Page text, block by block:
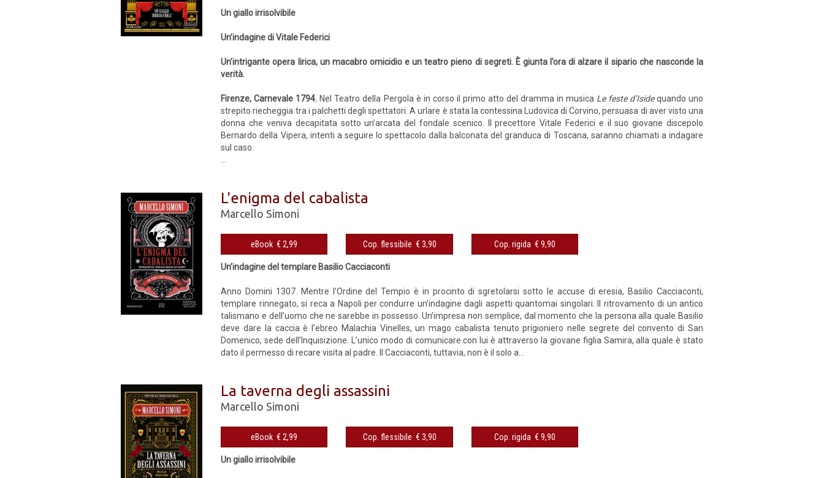
Un giallo irrisolvibile
Un’indagine di Vitale Federici
Un’intrigante opera lirica, un macabro omicidio e un teatro pieno di segreti. È giunta l’ora di alzare il sipario che nasconde la
verità.
Firenze, Carnevale 1794. Nel Teatro della Pergola è in corso il primo atto del dramma in musica Le feste d’Isidequando uno
strepito riecheggia tra i palchetti degli spettatori. A urlare è stata la contessina Ludovica di Corvino, persuasa di aver visto una
donna che veniva decapitata sotto un’arcata del fondale scenico. Il precettore Vitale Federici e il suo giovane discepolo
Bernardo della Vipera, intenti a seguire lo spettacolo dalla balconata del granduca di Toscana, saranno chiamati a indagare
sul caso.
L'enigma del cabalista
Marcello Simoni
eBook € 2,99 Cop. flessibile € 3,90 Cop. rigida € 9,90
Un’indagine del templare Basilio Cacciaconti
Anno Domini 1307. Mentre l’Ordine del Tempio è in procinto di sgretolarsi sotto le accuse di eresia, Basilio Cacciaconti,
templare rinnegato, si reca a Napoli per condurre un’indagine dagli aspetti quantomai singolari. Il ritrovamento di un antico
talismano e dell’uomo che ne sarebbe in possesso. Un’impresa non semplice, dal momento che la persona alla quale Basilio
deve dare la caccia è l’ebreo Malachia Vinelles, un mago cabalista tenuto prigioniero nelle segrete del convento di San
Domenico, sede dell’Inquisizione. L’unico modo di comunicare con lui è attraverso la giovane figlia Samira, alla quale è stato
dato il permesso di recare visita al padre. Il Cacciaconti, tuttavia, non è il solo a...
La taverna degli assassini
Marcello Simoni
eBook € 2,99 Cop. flessibile € 3,90 Cop. rigida € 9,90
Un giallo irrisolvibile